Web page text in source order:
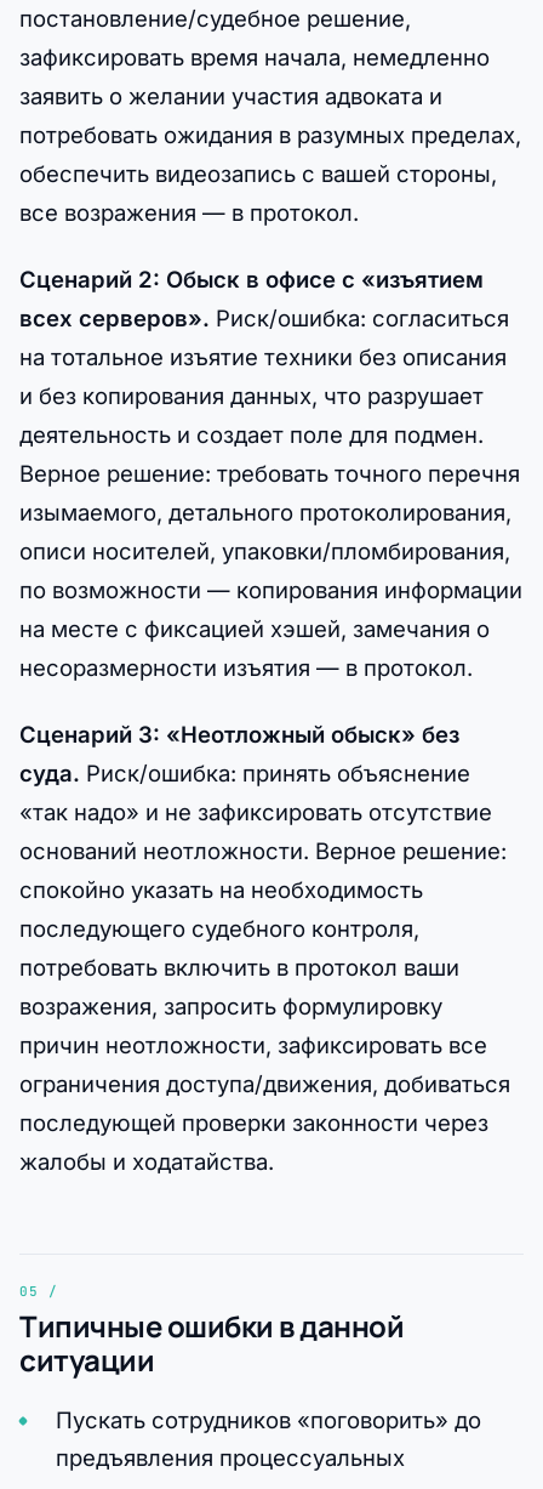
постановление/судебное решение,
зафиксировать время начала, немедленно
заявить о желании участия адвоката и
потребовать ожидания в разумных пределах,
обеспечить видеозапись с вашей стороны,
все возражения — в протокол.
Сценарий 2: Обыск в офисе с «изъятием
всех серверов». Риск/ошибка: согласиться
на тотальное изъятие техники без описания
и без копирования данных, что разрушает
деятельность и создает поле для подмен.
Верное решение: требовать точного перечня
изымаемого, детального протоколирования,
описи носителей, упаковки/пломбирования,
по возможности — копирования информации
на месте с фиксацией хэшей, замечания о
несоразмерности изъятия — в протокол.
Сценарий 3: «Неотложный обыск» без
суда. Риск/ошибка: принять объяснение
«так надо» и не зафиксировать отсутствие
оснований неотложности. Верное решение:
спокойно указать на необходимость
последующего судебного контроля,
потребовать включить в протокол ваши
возражения, запросить формулировку
причин неотложности, зафиксировать все
ограничения доступа/движения, добиваться
последующей проверки законности через
жалобы и ходатайства.
Типичные ошибки в данной
ситуации
Пускать сотрудников «поговорить» до
предъявления процессуальных